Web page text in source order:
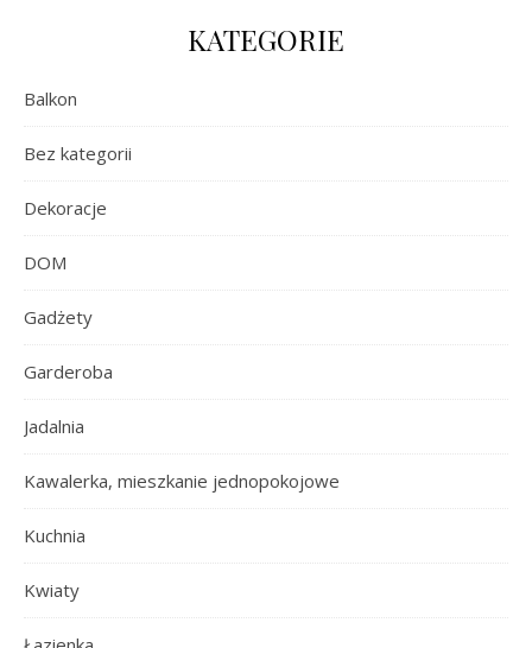
KATEGORIE
Balkon
Bez kategorii
Dekoracje
DOM
Gadżety
Garderoba
Jadalnia
Kawalerka, mieszkanie jednopokojowe
Kuchnia
Kwiaty